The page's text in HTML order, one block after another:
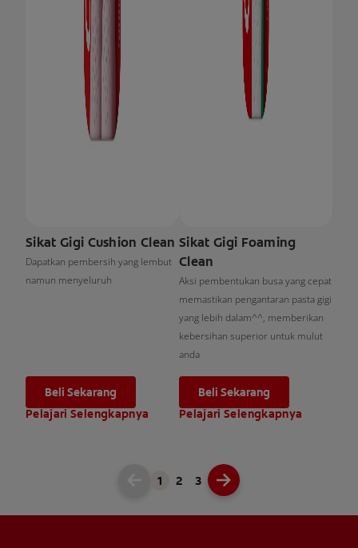
Sikat Gigi Cushion Clean
Dapatkan pembersih yang lembut
namun menyeluruh
Beli Sekarang
Pelajari Selengkapnya
Sikat Gigi Foaming
Clean
Aksi pembentukan busa yang cepat
memastikan pengantaran pasta gigi
yang lebih dalam^^, memberikan
kebersihan superior untuk mulut
anda
Beli Sekarang
Pelajari Selengkapnya
1 2 3